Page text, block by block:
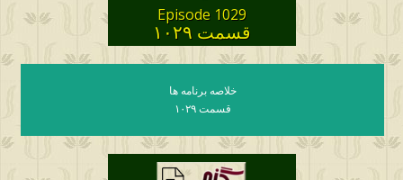
Episode 1029
قسمت ۱۰۲۹
خلاصه برنامه ها
قسمت ۱۰۲۹